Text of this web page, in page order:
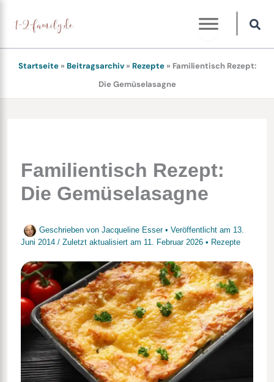
Inhalt
springen
Startseite» Beitragsarchiv» Rezepte» Familientisch Rezept:
Die Gemüselasagne
Familientisch Rezept:
Die Gemüselasagne
Geschrieben von Jacqueline Esser • Veröffentlicht am 13.
Juni 2014 / Zuletzt aktualisiert am 11. Februar 2026• Rezepte